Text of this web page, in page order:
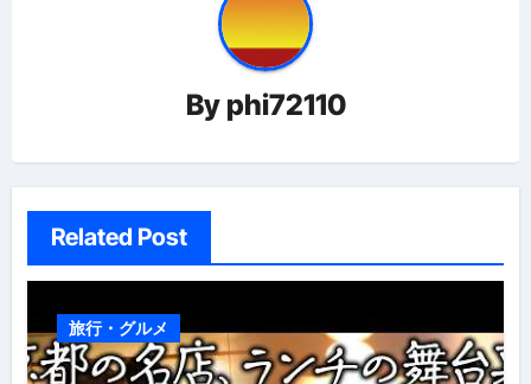
ョ
ン
By phi72110
Related Post
旅行・グルメ